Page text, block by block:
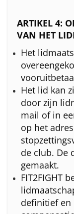
ARTIKEL 4:
VAN HET
Het
Het lid kan
door zijn
mail of in
op het
de club. De
gemaakt.
FIT2FIGHT
definitief en